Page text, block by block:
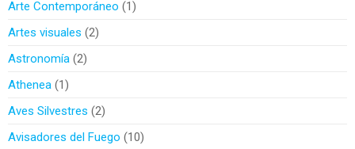
Arte Contemporáneo
1
Artes visuales 2
Astronomía 2
Athenea 1
Aves Silvestres 2
Avisadores del Fuego
10